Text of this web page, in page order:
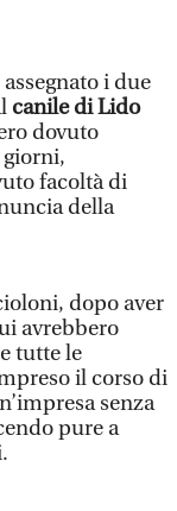
i due
canile di Lido
dovuto
giorni,
facoltà di
della
dopo aver
avrebbero
tutte le
il corso di
senza
pure a